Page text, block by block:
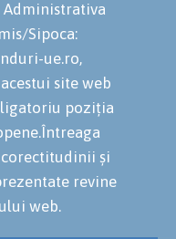
Administrativa
Sipoca:
ue.ro,
site web
poziția
și
revine
web.